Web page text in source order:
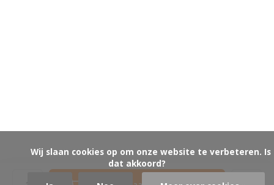
dat akkoord?